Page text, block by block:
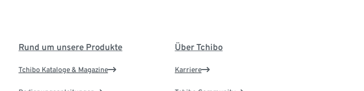
Rund um unsere Produkte
Tchibo Kataloge & Magazine
Über Tchibo
Karriere